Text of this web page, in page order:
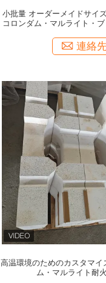
小批量 オーダーメイドサイ
コロンダム・マルライト・
連絡
高温環境のためのカスタマイ
ム・マルライト耐